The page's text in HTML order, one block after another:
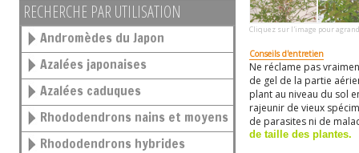
RECHERCHE PAR UTILISATION
Andromèdes du Japon
Azalées japonaises
Azalées caduques
Rhododendrons nains et moyens
Rhododendrons hybrides
Cliquez sur l'image pour
Conseils d'entretien
Ne réclame pas
de gel de la partie
plant au niveau du sol
rajeunir de vieux
de parasites ni de
de taille des plantes.